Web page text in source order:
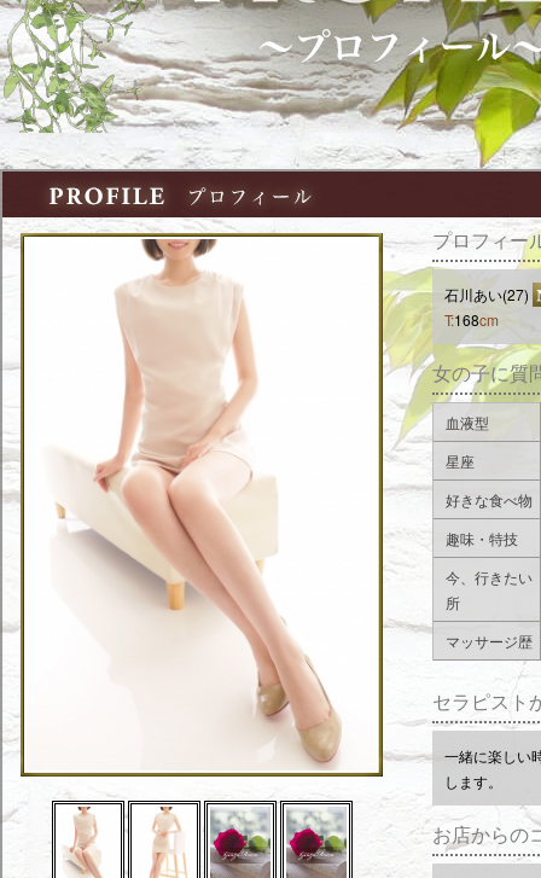
プロフィー
石川あい(27)
T:168cm
女の子に質
血液型
星座
好きな食べ物
趣味・特技
今、行きたい
所
マッサージ歴
セラピスト
一緒に楽しい
します。
お店からの